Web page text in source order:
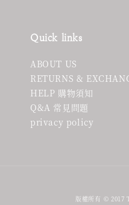
Quick links
ABOUT US
RETURNS &
HELP 購物須知
Q&A 常見問題
privacy policy
版權所有 © 2017